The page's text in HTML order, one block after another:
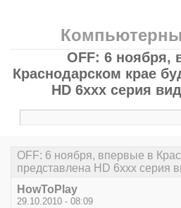
OFF: 6 ноября,
Краснодарском крае
HD 6xxx серия
OFF: 6 ноября, впервые в
представлена HD 6xxx серия
HowToPlay
29.10.2010 - 08:09